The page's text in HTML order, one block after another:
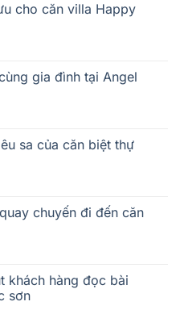
cho căn villa Happy
gia đình tại Angel
sa của căn biệt thự
chuyến đi đến căn
khách hàng đọc bài
sơn